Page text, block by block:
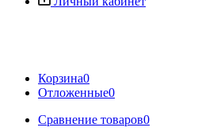
Корзина0
Отложенные0
Сравнение товаров0